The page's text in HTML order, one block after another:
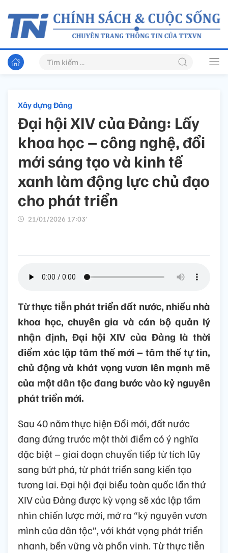
Xây dựng Đảng
Đại hội XIV của Đảng: Lấy
khoa học – công nghệ, đổi
mới sáng tạo và kinh tế
xanh làm động lực chủ đạo
cho phát triển
21/01/2026 17:03’
Từ thực tiễn phát triển đất nước, nhiều nhà
khoa học, chuyên gia và cán bộ quản lý
nhận định, Đại hội XIV của Đảng là thời
điểm xác lập tâm thế mới – tâm thế tự tin,
chủ động và khát vọng vươn lên mạnh mẽ
của một dân tộc đang bước vào kỷ nguyên
phát triển mới.
Sau 40 năm thực hiện Đổi mới, đất nước
đang đứng trước một thời điểm có ý nghĩa
đặc biệt – giai đoạn chuyển tiếp từ tích lũy
sang bứt phá, từ phát triển sang kiến tạo
tương lai. Đại hội đại biểu toàn quốc lần thứ
XIV của Đảng được kỳ vọng sẽ xác lập tầm
nhìn chiến lược mới, mở ra “kỷ nguyên vươn
mình của dân tộc”, với khát vọng phát triển
nhanh, bền vững và phồn vinh. Từ thực tiễn